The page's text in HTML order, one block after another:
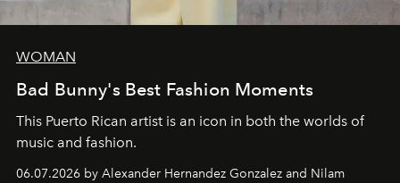
WOMAN
Bad Bunny's Best Fashion Moments
This Puerto Rican artist is an icon in both the worlds of
music and fashion.
06.07.2026 by Alexander Hernandez Gonzalez and Nilam